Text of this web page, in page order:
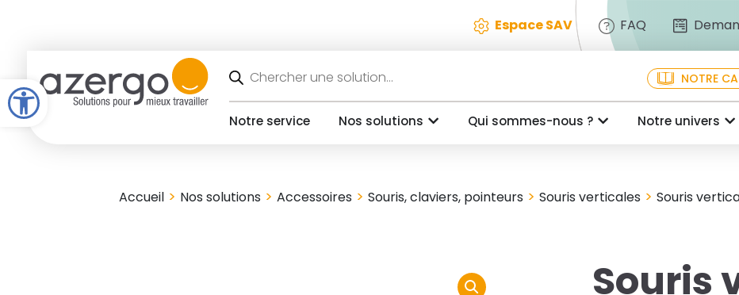
Open toolbar
Espace SAV FAQ
de
produits
NOTRE
Notre service Nos solutions Qui sommes-nous ? Notre univers
Accueil > Nos solutions >Accessoires >Souris, claviers, pointeurs >Souris verticales >Souris
Souris